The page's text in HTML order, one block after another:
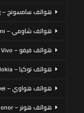
هواتف سامسونج – Samsung
هواتف شاومي – Xiaomi
هواتف فيفو – Vivo
هواتف نوكيا – Nokia
هواتف هواوي – Huawei
هواتف هونر – honor